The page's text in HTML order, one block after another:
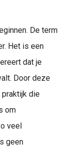
De term
Het is een
dat je
Door deze
praktijk die
om
veel
geen